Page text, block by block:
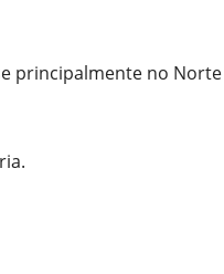
principalmente no